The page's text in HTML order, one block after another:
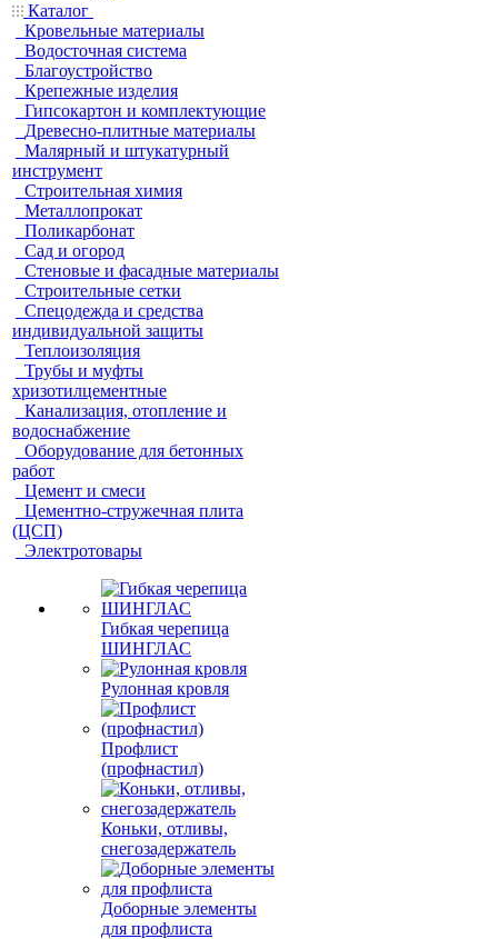
Каталог
Кровельные материалы
Водосточная система
Благоустройство
Крепежные изделия
Гипсокартон и комплектующие
Древесно-плитные материалы
Малярный и штукатурный
инструмент
Строительная химия
Металлопрокат
Поликарбонат
Сад и огород
Стеновые и фасадные материалы
Строительные сетки
Спецодежда и средства
индивидуальной защиты
Теплоизоляция
Трубы и муфты
хризотилцементные
Канализация, отопление и
водоснабжение
Оборудование для бетонных
работ
Цемент и смеси
Цементно-стружечная плита
(ЦСП)
Электротовары
Гибкая черепица
ШИНГЛАС
Рулонная кровля
Профлист
(профнастил)
Коньки, отливы,
снегозадержатель
Доборные элементы
для профлиста